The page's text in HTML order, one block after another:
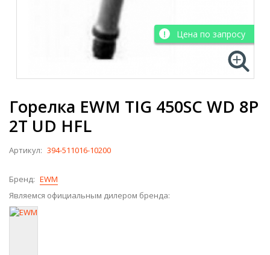
Горелка EWM TIG 450SC WD 8P
2T UD HFL
Артикул: 394-511016-10200
Бренд: EWM
Являемся официальным дилером бренда:
Цена по запросу